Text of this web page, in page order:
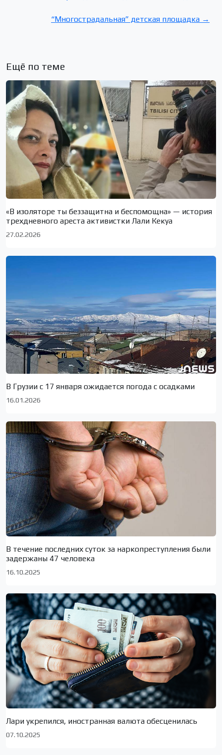
“Многострадальная” детская площадка →
Ещё по теме
«В изоляторе ты беззащитна и беспомощна» — история
трехдневного ареста активистки Лали Кекуа
27.02.2026
В Грузии с 17 января ожидается погода с осадками
16.01.2026
В течение последних суток за наркопреступления были
задержаны 47 человека
16.10.2025
Лари укрепился, иностранная валюта обесценилась
07.10.2025